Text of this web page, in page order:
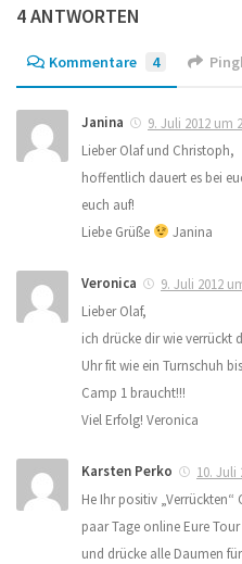
4 ANTWORTEN
Kommentare 4
Janina
9. Juli 2012 um
Lieber Olaf und Christoph,
hoffentlich dauert es bei
euch auf!
Liebe Grüße
Janina
Veronica
9. Juli 2012
Lieber Olaf,
ich drücke dir wie verrückt
Uhr fit wie ein Turnschuh
Camp 1 braucht!!!
Viel Erfolg! Veronica
Karsten Perko
10. Juli
He Ihr positiv
paar Tage online Eure
und drücke alle Daumen